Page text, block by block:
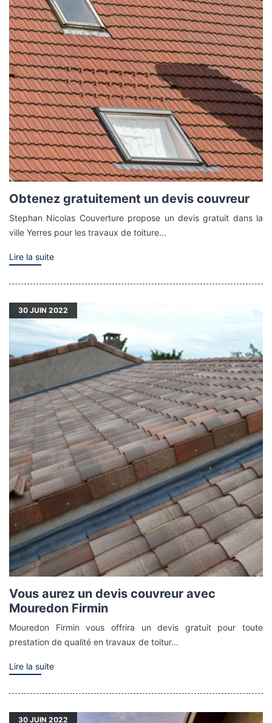
Obtenez gratuitement un devis couvreur
Stephan Nicolas Couverture propose un devis gratuit dans la
ville Yerres pour les travaux de toiture...
Lire la suite
30 JUIN 2022
Vous aurez un devis couvreur avec
Mouredon Firmin
Mouredon Firmin vous offrira un devis gratuit pour toute
prestation de qualité en travaux de toitur...
Lire la suite
30 JUIN 2022